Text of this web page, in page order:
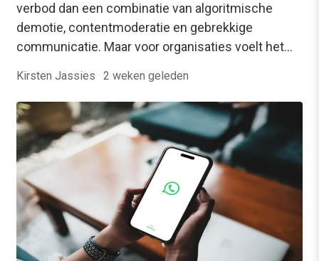
verbod dan een combinatie van algoritmische
demotie, contentmoderatie en gebrekkige
communicatie. Maar voor organisaties voelt het…
Kirsten Jassies · 2 weken geleden